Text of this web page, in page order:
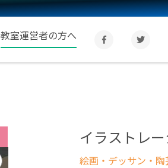
教室運営者の方へ
イラストレ
絵画・デッサン・陶